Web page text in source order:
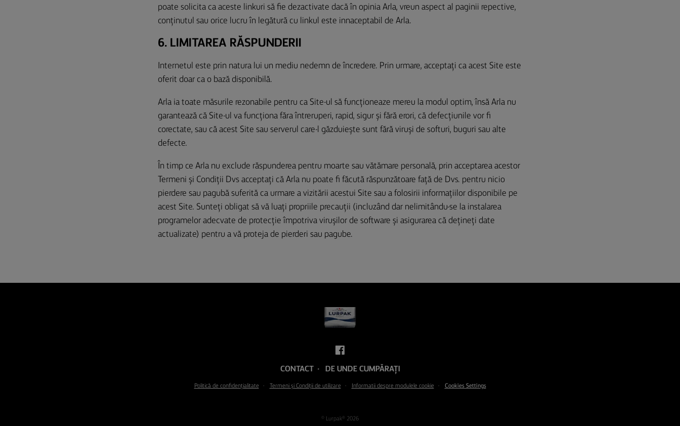
poate solicita ca aceste linkuri să fie dezactivate dacă în opinia Arla, vreun aspect al paginii repective,
conținutul sau orice lucru în legătură cu linkul este innaceptabil de Arla.
6. LIMITAREA RĂSPUNDERII
Internetul este prin natura lui un mediu nedemn de încredere. Prin urmare, acceptați ca acest Site este
oferit doar ca o bază disponibilă.
Arla ia toate măsurile rezonabile pentru ca Site-ul să funcționeaze mereu la modul optim, însă Arla nu
garantează că Site-ul va funcționa făra întreruperi, rapid, sigur și fără erori, că defecțiunile vor fi
corectate, sau că acest Site sau serverul care-l găzduiește sunt fără viruși de softuri, buguri sau alte
defecte.
În timp ce Arla nu exclude răspunderea pentru moarte sau vătămare personală, prin acceptarea acestor
Termeni și Condiții Dvs acceptați că Arla nu poate fi făcută răspunzătoare față de Dvs. pentru nicio
pierdere sau pagubă suferită ca urmare a vizitării acestui Site sau a folosirii informațiilor disponibile pe
acest Site. Sunteți obligat să vă luați propriile precauții (incluzând dar nelimitându-se la instalarea
programelor adecvate de protecție împotriva virușilor de software și asigurarea că dețineți date
actualizate) pentru a vă proteja de pierderi sau pagube.
CONTACT DE UNDE CUMPĂRAȚI
Politică de confidențialitate Termeni şi Condiţii de utilizare Informatii despre modulele cookie Cookies Settings
© Lurpak® 2026